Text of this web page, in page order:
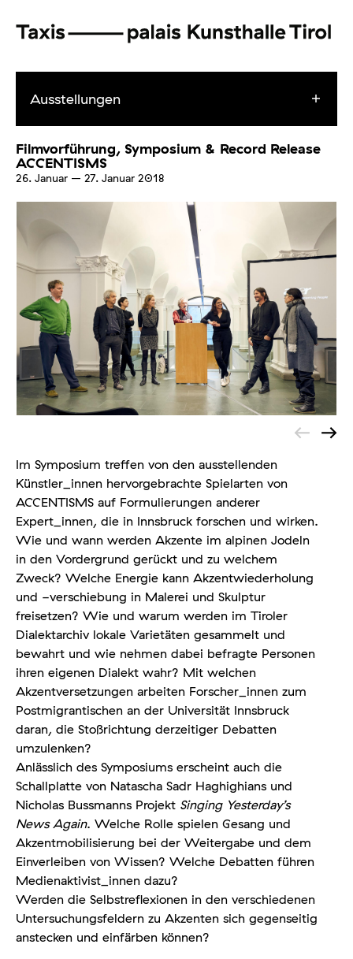
Ausstellungen
Filmvorführung, Symposium & Record Release
ACCENTISMS
26. Januar – 27. Januar 2018
Im Symposium treffen von den ausstellenden
Künstler_innen hervorgebrachte Spielarten von
ACCENTISMS auf Formulierungen anderer
Expert_innen, die in Innsbruck forschen und wirken.
Wie und wann werden Akzente im alpinen Jodeln
in den Vordergrund gerückt und zu welchem
Zweck? Welche Energie kann Akzentwiederholung
und -verschiebung in Malerei und Skulptur
freisetzen? Wie und warum werden im Tiroler
Dialektarchiv lokale Varietäten gesammelt und
bewahrt und wie nehmen dabei befragte Personen
ihren eigenen Dialekt wahr? Mit welchen
Akzentversetzungen arbeiten Forscher_innen zum
Postmigrantischen an der Universität Innsbruck
daran, die Stoßrichtung derzeitiger Debatten
umzulenken?
Anlässlich des Symposiums erscheint auch die
Schallplatte von Natascha Sadr Haghighians und
Nicholas Bussmanns Projekt Singing Yesterday’s
News Again. Welche Rolle spielen Gesang und
Akzentmobilisierung bei der Weitergabe und dem
Einverleiben von Wissen? Welche Debatten führen
Medienaktivist_innen dazu?
Werden die Selbstreflexionen in den verschiedenen
Untersuchungsfeldern zu Akzenten sich gegenseitig
anstecken und einfärben können?